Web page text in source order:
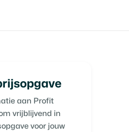
aan Profit
vrijblijvend in
voor jouw